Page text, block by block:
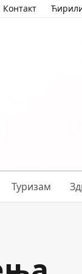
Контакт
Туризам